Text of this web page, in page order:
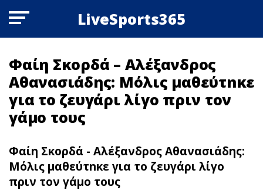
LiveSports365
Φαίη Σκορδά – Αλέξανδρος
Αθανασιάδης: Μόλις μαθεύτnκε
για το ζευγάρι λίγο πριν τον
γάμο τους
Φαίη Σκορδά - Αλέξανδρος Αθανασιάδης:
Μόλις μαθεύτnκε για το ζευγάρι λίγο
πριν τον γάμο τους